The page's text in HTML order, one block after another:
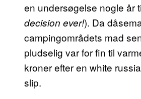
en undersøgelse nogle år
decision ever!). Da
campingområdets mad
pludselig var for fin til
kroner efter en white
slip.